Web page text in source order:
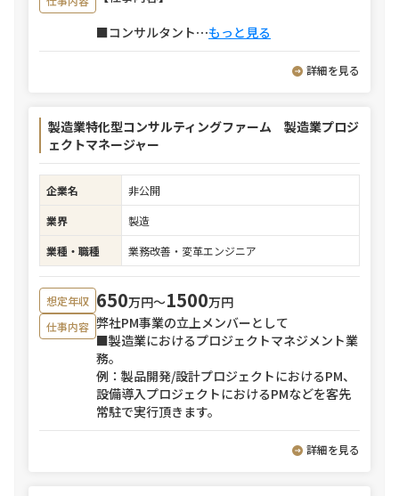
■コンサルタント⋯もっと見る
詳細を見る
製造業特化型コンサルティングファーム 製造業プロジ
ェクトマネージャー
企業名
非公開
業界
製造
業種・職種
業務改善・変革エンジニア
想定年収 650万円〜1500万円
仕事内容 弊社PM事業の立上メンバーとして
■製造業におけるプロジェクトマネジメント業
務。
例：製品開発/設計プロジェクトにおけるPM、
設備導入プロジェクトにおけるPMなどを客先
常駐で実行頂きます。
詳細を見る